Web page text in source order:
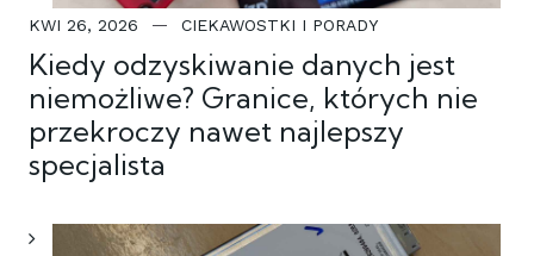
KWI 26, 2026 CIEKAWOSTKI I PORADY
Kiedy odzyskiwanie danych jest
niemożliwe? Granice, których nie
przekroczy nawet najlepszy
specjalista